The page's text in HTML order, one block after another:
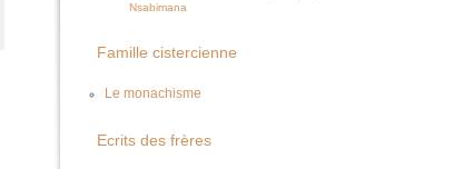
Nsabimana
Famille cistercienne
Le monachisme
Ecrits des frères